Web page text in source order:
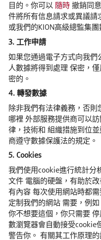
目的。你可以 隨時撤銷同
件將所有信息請求或異議
或我們的KION高級總監集
3. 工作申請
如果您通過電子方式向我們
人數據將得到處理 保密，
密的。
4. 轉發數據
除非我們有法律義務，否則
哪裡 外部服務提供商可以
律，技術和 組織措施到位
商遵守數據保護法的規定。
5. Cookies
我們使用cookie進行統計分
文件 電腦的硬盤，有助於
有內容 每次使用網站時都
定制我們的網站 需要，例
你不想要這個，你只需要
數瀏覽器會自動接受cookie
警告你。 有關其工作原理